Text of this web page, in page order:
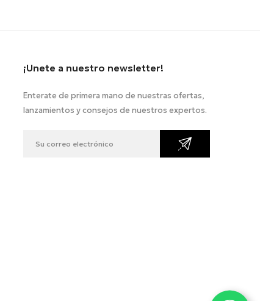
¡Unete a nuestro newsletter!
Enterate de primera mano de nuestras ofertas,
lanzamientos y consejos de nuestros expertos.